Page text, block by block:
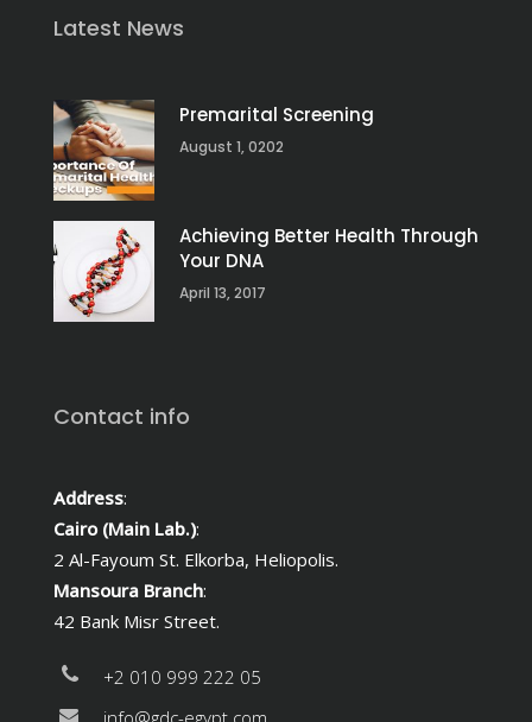
Latest News
Premarital Screening
August 1, 0202
Achieving Better Health Through
Your DNA
April 13, 2017
Contact info
Address:
Cairo (Main Lab.):
2 Al-Fayoum St. Elkorba, Heliopolis.
Mansoura Branch:
42 Bank Misr Street.
+2 010 999 222 05
info@gdc-egypt.com